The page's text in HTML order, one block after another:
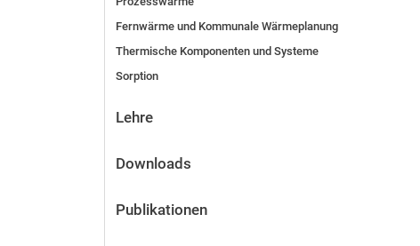
Fernwärme und Kommunale Wärmeplanung
Thermische Komponenten und Systeme
Sorption
Lehre
Downloads
Publikationen